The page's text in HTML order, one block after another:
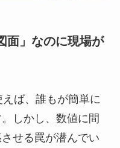
面」なのに現場が
ば、誰もが簡単に
しかし、数値に間
せる罠が潜んでい